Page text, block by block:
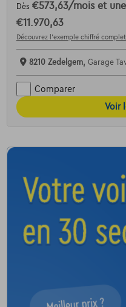
Dès €573,63/mois et
€11.970,63
Découvrez l’exemple chiffré complet
8210 Zedelgem, Garage
Comparer
Voir